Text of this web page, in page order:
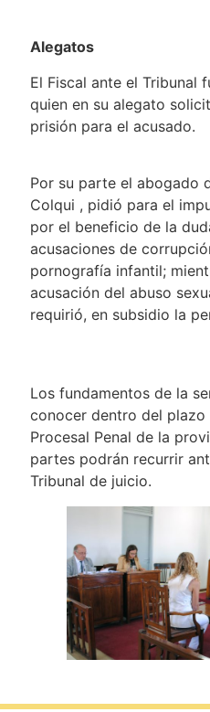
Alegatos
El Fiscal ante el Tribunal
quien en su alegato
prisión para el acusado.
Por su parte el abogado
Colqui , pidió para el
por el beneficio de la
acusaciones de
pornografía infantil;
acusación del abuso
requirió, en subsidio la
Los fundamentos de la
conocer dentro del
Procesal Penal de la
partes podrán recurrir
Tribunal de juicio.